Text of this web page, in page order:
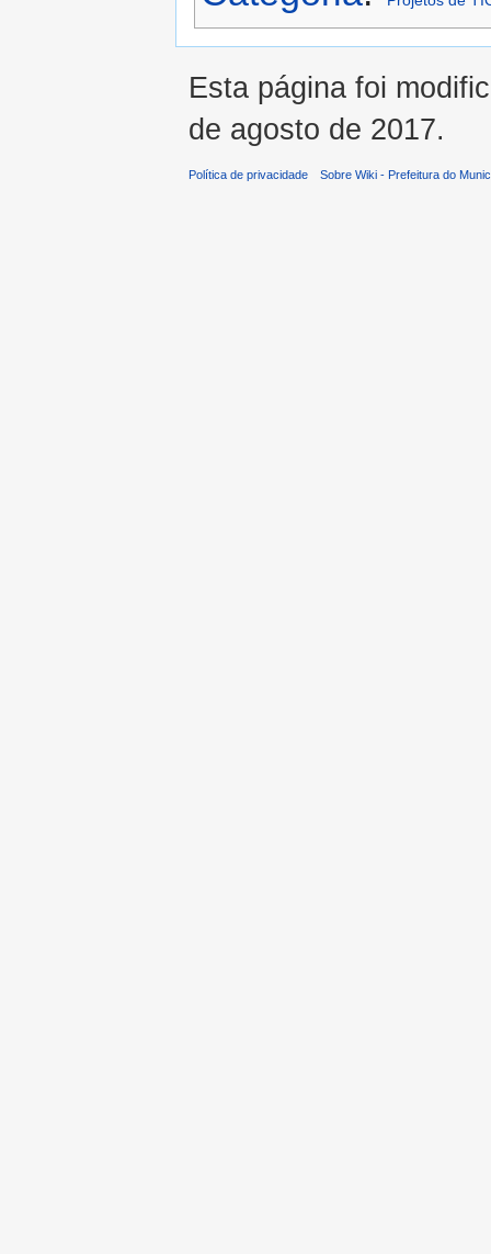
Esta página foi
de agosto de 2017.
Política de privacidade Sobre Wiki - Prefeitura do